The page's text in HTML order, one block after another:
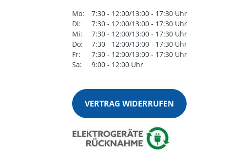
Mo:
7:30 - 12:00/13:00 - 17:30 Uhr
Di:
7:30 - 12:00/13:00 - 17:30 Uhr
Mi:
7:30 - 12:00/13:00 - 17:30 Uhr
Do:
7:30 - 12:00/13:00 - 17:30 Uhr
Fr:
7:30 - 12:00/13:00 - 17:30 Uhr
Sa:
9:00 - 12:00 Uhr
VERTRAG WIDERRUFEN